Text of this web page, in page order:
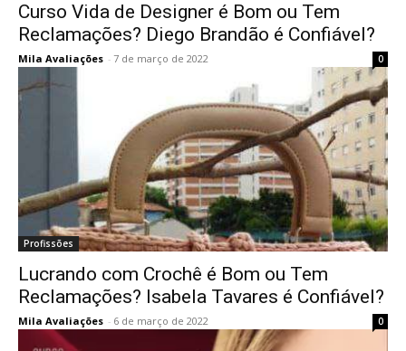
Curso Vida de Designer é Bom ou Tem
Reclamações? Diego Brandão é Confiável?
Mila Avaliações - 7 de março de 2022 0
Profissões
Lucrando com Crochê é Bom ou Tem
Reclamações? Isabela Tavares é Confiável?
Mila Avaliações - 6 de março de 2022 0